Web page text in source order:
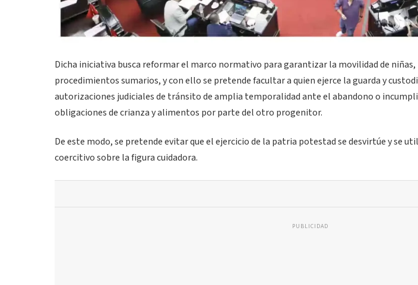
Dicha iniciativa busca reformar el marco normativo para garantizar la movilidad de
procedimientos sumarios, y con ello se pretende facultar a quien ejerce la guarda y
autorizaciones judiciales de tránsito de amplia temporalidad ante el abandono o
obligaciones de crianza y alimentos por parte del otro progenitor.
De este modo, se pretende evitar que el ejercicio de la patria potestad se desvirtúe y se
coercitivo sobre la figura cuidadora.
PUBLICIDAD